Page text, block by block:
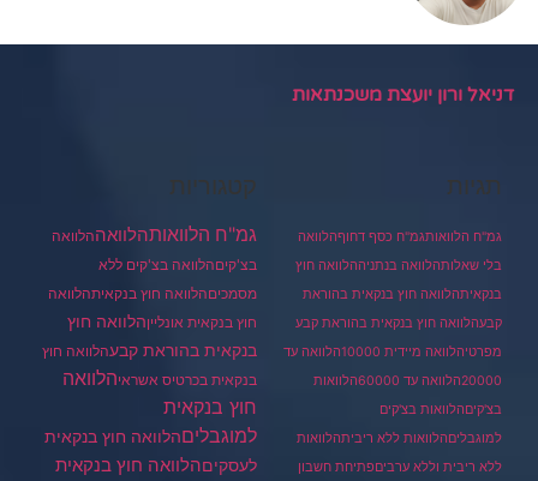
דניאל ורון יועצת משכנתאות
תגיות
גמ"ח הלוואותגמ"ח כסף דחוףהלוואה
בלי שאלותהלוואה בנתניההלוואה חוץ
בנקאיתהלוואה חוץ בנקאית בהוראת
קבעהלוואה חוץ בנקאית בהוראת קבע
מפרטיהלוואה מיידית 10000
הלוואה עד
20000הלוואה עד 60000
הלוואות
בצ'קיםהלוואות בצ'קים
למוגבליםהלוואות ללא ריביתהלוואות
ללא ריבית וללא ערביםפתיחת חשבון
קטגוריות
גמ"ח הלוואותהלוואההלוואה
בצ'קיםהלוואה בצ'קים ללא
מסמכיםהלוואה חוץ בנקאיתהלוואה
חוץ בנקאית אונלייןהלוואה חוץ
בנקאית בהוראת קבעהלוואה חוץ
בנקאית בכרטיס אשראיהלוואה
חוץ בנקאית
למוגבליםהלוואה חוץ בנקאית
לעסקיםהלוואה חוץ בנקאית